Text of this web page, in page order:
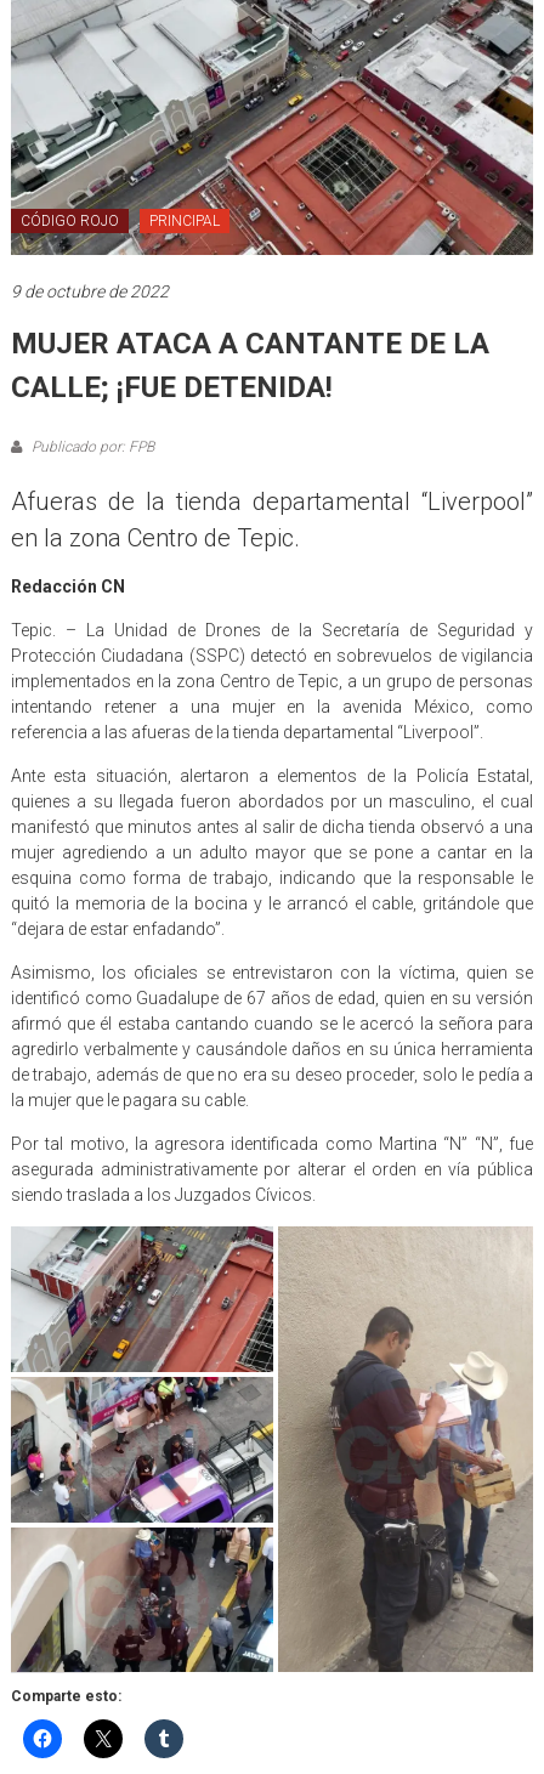
CÓDIGO ROJO PRINCIPAL
9 de octubre de 2022
MUJER ATACA A CANTANTE DE LA
CALLE; ¡FUE DETENIDA!
Publicado por: FPB
Afueras de la tienda departamental “Liverpool”
en la zona Centro de Tepic.
Redacción CN
Tepic. – La Unidad de Drones de la Secretaría de Seguridad y
Protección Ciudadana (SSPC) detectó en sobrevuelos de vigilancia
implementados en la zona Centro de Tepic, a un grupo de personas
intentando retener a una mujer en la avenida México, como
referencia a las afueras de la tienda departamental “Liverpool”.
Ante esta situación, alertaron a elementos de la Policía Estatal,
quienes a su llegada fueron abordados por un masculino, el cual
manifestó que minutos antes al salir de dicha tienda observó a una
mujer agrediendo a un adulto mayor que se pone a cantar en la
esquina como forma de trabajo, indicando que la responsable le
quitó la memoria de la bocina y le arrancó el cable, gritándole que
“dejara de estar enfadando”.
Asimismo, los oficiales se entrevistaron con la víctima, quien se
identificó como Guadalupe de 67 años de edad, quien en su versión
afirmó que él estaba cantando cuando se le acercó la señora para
agredirlo verbalmente y causándole daños en su única herramienta
de trabajo, además de que no era su deseo proceder, solo le pedía a
la mujer que le pagara su cable.
Por tal motivo, la agresora identificada como Martina “N” “N”, fue
asegurada administrativamente por alterar el orden en vía pública
siendo traslada a los Juzgados Cívicos.
Comparte esto: